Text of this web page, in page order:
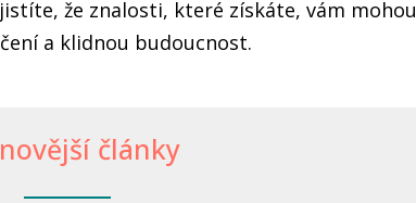
že znalosti, které získáte, vám mohou
a klidnou budoucnost.
články